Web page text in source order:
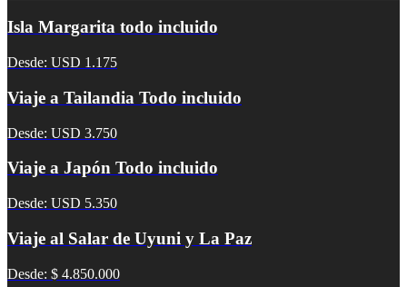
Isla Margarita todo incluido
Desde: USD 1.175
Viaje a Tailandia Todo incluido
Desde: USD 3.750
Viaje a Japón Todo incluido
Desde: USD 5.350
Viaje al Salar de Uyuni y La Paz
Desde: $ 4.850.000